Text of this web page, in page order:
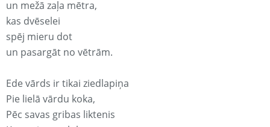
un mežā zaļa mētra,
kas dvēselei
spēj mieru dot
un pasargāt no vētrām.
Ede vārds ir tikai ziedlapiņa
Pie lielā vārdu koka,
Pēc savas gribas liktenis